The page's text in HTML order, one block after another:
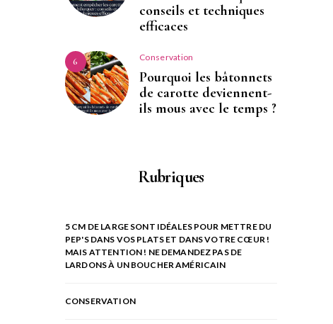
conseils et techniques
efficaces
6 Conservation
Pourquoi les bâtonnets
de carotte deviennent-
ils mous avec le temps ?
Rubriques
5 CM DE LARGE SONT IDÉALES POUR METTRE DU
PEP'S DANS VOS PLATS ET DANS VOTRE CŒUR !
MAIS ATTENTION ! NE DEMANDEZ PAS DE
LARDONS À UN BOUCHER AMÉRICAIN
CONSERVATION